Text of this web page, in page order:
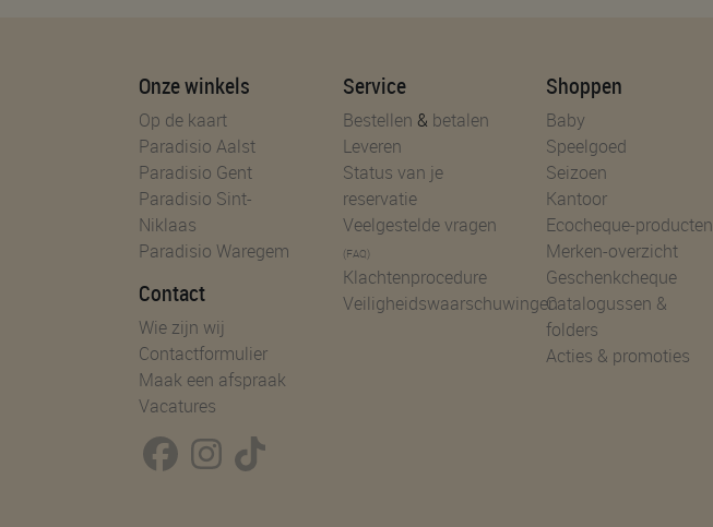
Onze winkels
Op de kaart
Paradisio Aalst
Paradisio Gent
Paradisio Sint-
Niklaas
Paradisio Waregem
Contact
Wie zijn wij
Contactformulier
Maak een afspraak
Vacatures
Service
Bestellen & betalen
Leveren
Status van je
reservatie
Veelgestelde vragen
(FAQ)
Klachtenprocedure
Veiligheidswaarschuwingen
Shoppen
Baby
Speelgoed
Seizoen
Kantoor
Ecocheque-producten
Merken-overzicht
Geschenkcheque
Catalogussen &
folders
Acties & promoties